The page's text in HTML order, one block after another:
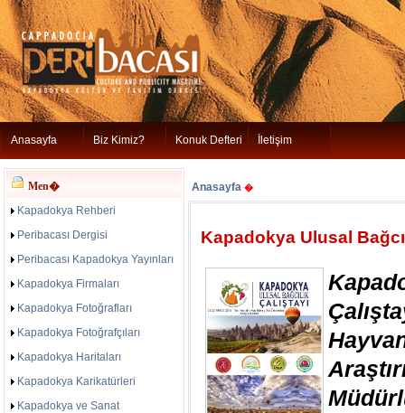
Anasayfa Biz Kimiz? Konuk Defteri İletişim
Men�
Kapadokya Rehberi
Peribacası Dergisi
Peribacası Kapadokya Yayınları
Kapadokya Firmaları
Kapadokya Fotoğrafları
Kapadokya Fotoğrafçıları
Kapadokya Haritaları
Kapadokya Karikatürleri
Kapadokya ve Sanat
Anasayfa �
Kapadokya Ulusal